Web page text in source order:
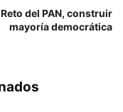
Reto del PAN, construir
mayoría democrática